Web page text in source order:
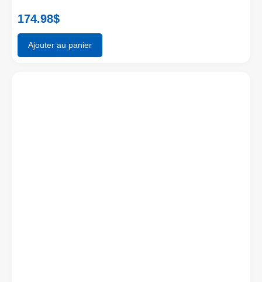
174.98$
Ajouter au panier